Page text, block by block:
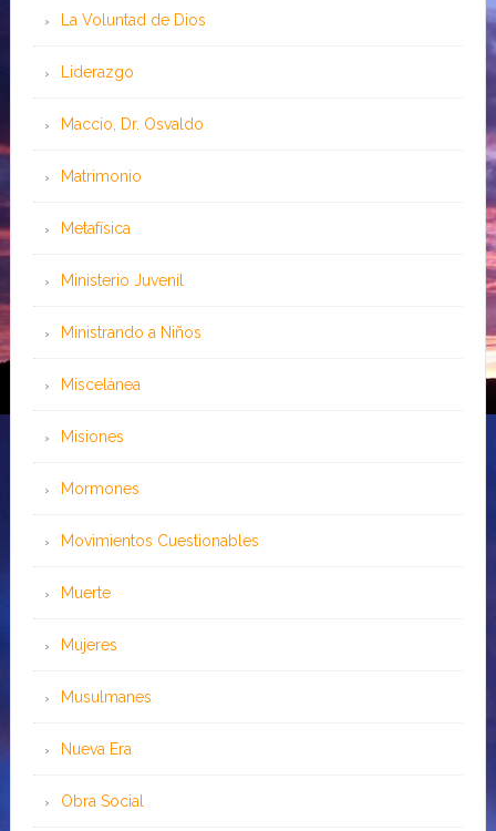
La Voluntad de Dios
Liderazgo
Maccio, Dr. Osvaldo
Matrimonio
Metafísica
Ministerio Juvenil
Ministrando a Niños
Miscelánea
Misiones
Mormones
Movimientos Cuestionables
Muerte
Mujeres
Musulmanes
Nueva Era
Obra Social